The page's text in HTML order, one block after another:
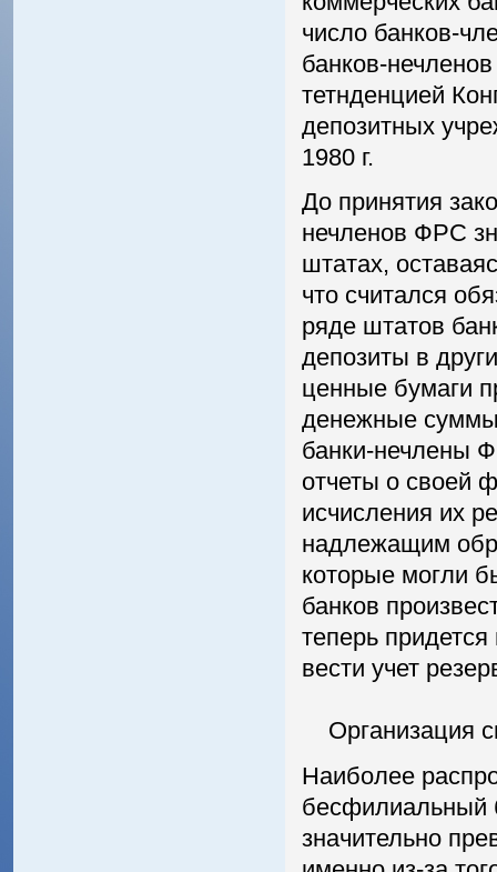
число банков-
банков-
тетнденцией
депозитных
1980 г.
До принятия
нечленов ФРС
штатах,
что считался
ряде штатов
депозиты в
ценные бумаги
денежные суммы
банки-нечлены
отчеты о своей
исчисления их
надлежащим
которые могли
банков
теперь
вести учет
Организация
Наиболее
бесфилиальный
значительно